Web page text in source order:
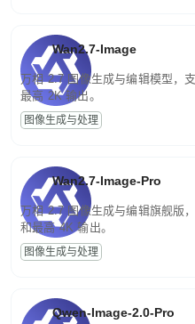
Wan2.7-Image
万相 2.7 图像生成与编辑模型，
最高 2K 输出。
图像生成与处理
Wan2.7-Image-Pro
万相 2.7 图像生成与编辑旗舰版
和最高 4K 输出。
图像生成与处理
Qwen-Image-2.0-Pro